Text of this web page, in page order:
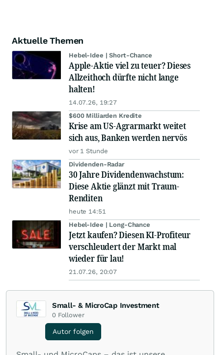
Aktuelle Themen
Hebel-Idee | Short-Chance
Apple-Aktie viel zu teuer? Dieses
Allzeithoch dürfte nicht lange
halten!
14.07.26, 19:27
$600 Milliarden Kredite
Krise am US-Agrarmarkt weitet
sich aus, Banken werden nervös
vor 1 Stunde
Dividenden-Radar
30 Jahre Dividendenwachstum:
Diese Aktie glänzt mit Traum-
Renditen
heute 14:51
Hebel-Idee | Long-Chance
Jetzt kaufen? Diesen KI-Profiteur
verschleudert der Markt mal
wieder für lau!
21.07.26, 20:07
Small- & MicroCap Investment
0 Follower
Autor folgen